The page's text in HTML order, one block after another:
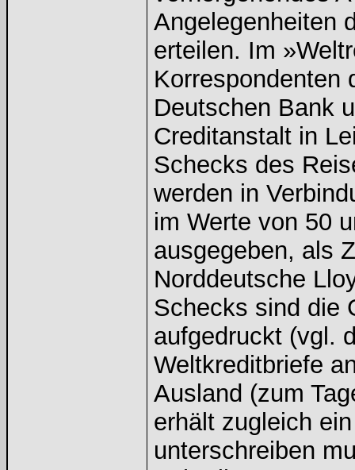
Angelegenheiten
erteilen. Im
Korrespondenten
Deutschen Bank
Creditanstalt in
Schecks des
werden in
im Werte von 50
ausgegeben, als
Norddeutsche
Schecks sind die
aufgedruckt (vgl.
Weltkreditbriefe
Ausland (zum
erhält zugleich
unterschreiben